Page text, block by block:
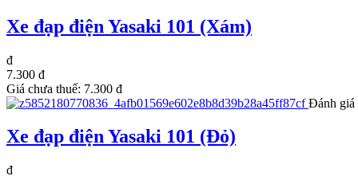
Xe đạp điện Yasaki 101 (Xám)
đ
7.300 đ
Giá chưa thuế: 7.300 đ
Đánh giá
Xe đạp điện Yasaki 101 (Đỏ)
đ